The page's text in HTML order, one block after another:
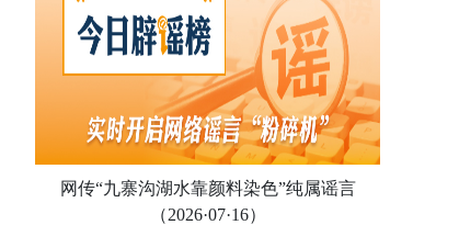
网传“九寨沟湖水靠颜料染色”纯属谣言
（2026·07·16）